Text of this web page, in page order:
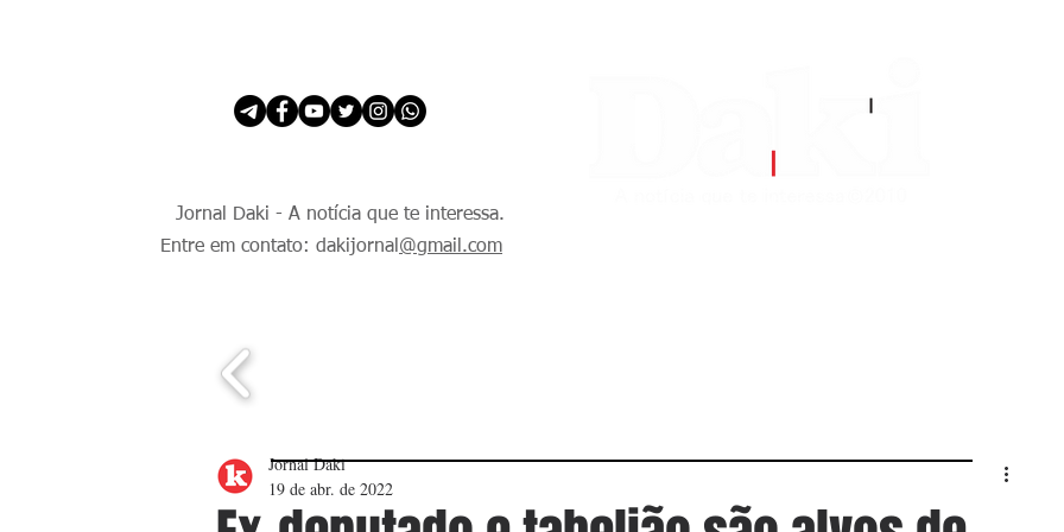
Jornal Daki - A notícia que te interessa.
Entre em contato: dakijornal @gmail.com
Jornal Daki
19 de abr. de 2022